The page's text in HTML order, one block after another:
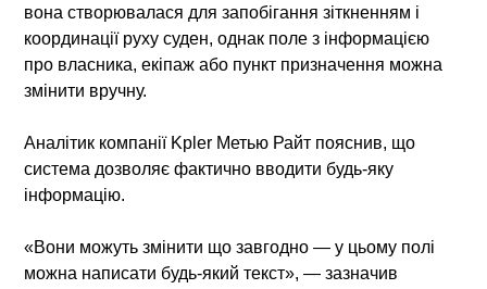
вона створювалася для запобігання зіткненням і
координації руху суден, однак поле з інформацією
про власника, екіпаж або пункт призначення можна
змінити вручну.
Аналітик компанії Kpler Метью Райт пояснив, що
система дозволяє фактично вводити будь-яку
інформацію.
«Вони можуть змінити що завгодно — у цьому полі
можна написати будь-який текст», — зазначив